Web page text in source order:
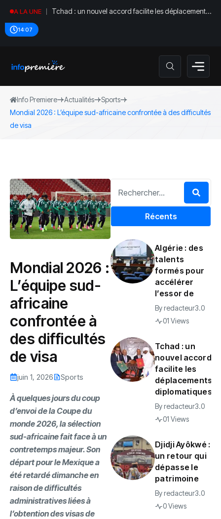
A LA UNE
Tchad : un nouvel accord facilite les déplacements
14:07
Info Premiere Actualités
Sports
Mondial 2026 : L’équipe sud-africaine confrontée à des difficultés
de visa
Mondial 2026 :
L’équipe sud-
africaine
confrontée à
des difficultés
de visa
juin 1, 2026 Sports
‎À quelques jours du coup
d’envoi de la Coupe du
monde 2026, la sélection
sud-africaine fait face à un
contretemps majeur. Son
départ pour le Mexique a
été retardé dimanche en
raison de difficultés
administratives liées à
l’obtention des visas de
Récents
Algérie : des
talents
formés pour
accélérer
l’essor de
Byredacteur3.0
01 Views
Tchad : un
nouvel accord
facilite les
déplacements
diplomatiques
Byredacteur3.0
01 Views
Djidji Ayôkwé :
un retour qui
dépasse le
patrimoine
Byredacteur3.0
0 Views